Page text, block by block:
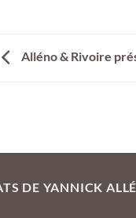
Alléno & Rivoire
DE YANNICK